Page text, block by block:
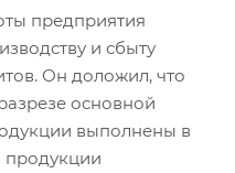
предприятия
и сбыту
Он доложил, что
основной
выполнены в
продукции